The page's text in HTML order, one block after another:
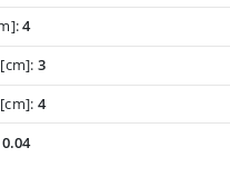
4
[cm]:3
4
0.04